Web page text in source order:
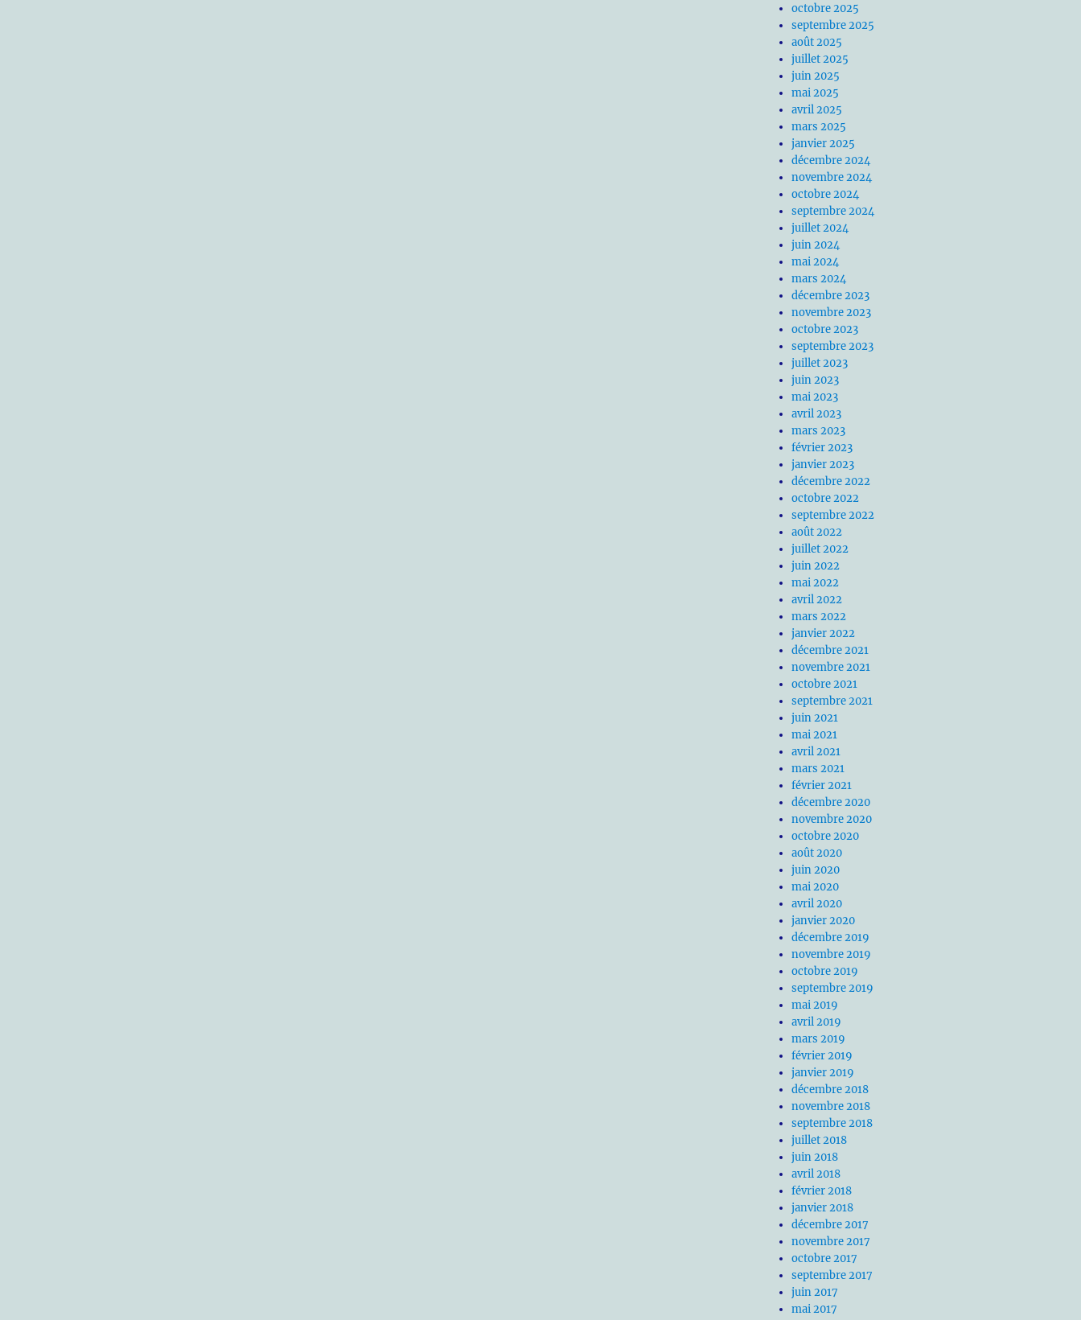
octobre 2025
septembre 2025
août 2025
juillet 2025
juin 2025
mai 2025
avril 2025
mars 2025
janvier 2025
décembre 2024
novembre 2024
octobre 2024
septembre 2024
juillet 2024
juin 2024
mai 2024
mars 2024
décembre 2023
novembre 2023
octobre 2023
septembre 2023
juillet 2023
juin 2023
mai 2023
avril 2023
mars 2023
février 2023
janvier 2023
décembre 2022
octobre 2022
septembre 2022
août 2022
juillet 2022
juin 2022
mai 2022
avril 2022
mars 2022
janvier 2022
décembre 2021
novembre 2021
octobre 2021
septembre 2021
juin 2021
mai 2021
avril 2021
mars 2021
février 2021
décembre 2020
novembre 2020
octobre 2020
août 2020
juin 2020
mai 2020
avril 2020
janvier 2020
décembre 2019
novembre 2019
octobre 2019
septembre 2019
mai 2019
avril 2019
mars 2019
février 2019
janvier 2019
décembre 2018
novembre 2018
septembre 2018
juillet 2018
juin 2018
avril 2018
février 2018
janvier 2018
décembre 2017
novembre 2017
octobre 2017
septembre 2017
juin 2017
mai 2017